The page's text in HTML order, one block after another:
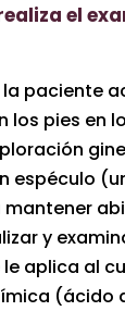
el
la paciente
los pies en
espéculo
y
le aplica al
(ácido